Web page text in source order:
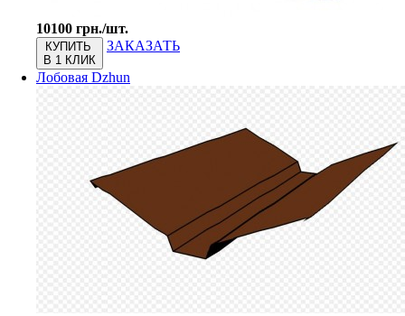
10100 грн./шт.
КУПИТЬ
В 1 КЛИК
ЗАКАЗАТЬ
Лобовая Dzhun